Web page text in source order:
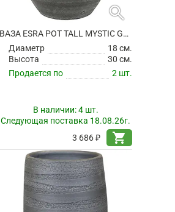
search
ВАЗА ESRA POT TALL MYSTIC GREY
Диаметр
18 см.
Высота
30 см.
Продается по
2 шт.
В наличии:4 шт.
Следующая поставка 18.08.26г.
3 686 ₽
shopping_cart